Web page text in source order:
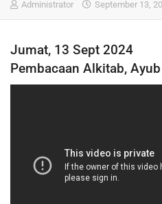
Administrator September 13,
Jumat, 13 Sept 2024
Pembacaan Alkitab,